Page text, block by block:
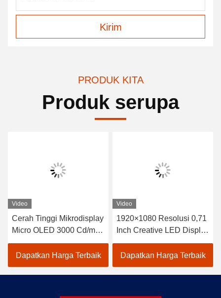
Kirim
PRODUK KITA
Produk serupa
Video
Cerah Tinggi Mikrodisplay
Micro OLED 3000 Cd/m2
Area Aktif
15.19mm×14.36mm Strip
RGB Vertikal Penyusunan
Pixel Warna
Dapatkan Harga Terbaik
Video
1920×1080 Resolusi 0,71
Inch Creative LED Display
Screen untuk kebutuhan
Anda
Dapatkan Harga Terbaik